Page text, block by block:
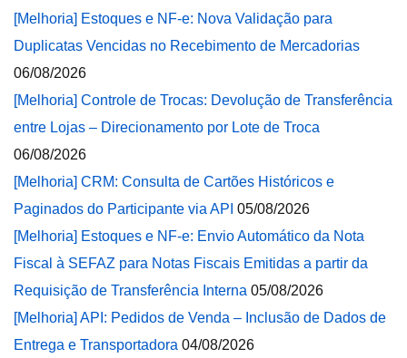
[Melhoria] Estoques e NF-e: Nova Validação para
Duplicatas Vencidas no Recebimento de Mercadorias
06/08/2026
[Melhoria] Controle de Trocas: Devolução de Transferência
entre Lojas – Direcionamento por Lote de Troca
06/08/2026
[Melhoria] CRM: Consulta de Cartões Históricos e
Paginados do Participante via API 05/08/2026
[Melhoria] Estoques e NF-e: Envio Automático da Nota
Fiscal à SEFAZ para Notas Fiscais Emitidas a partir da
Requisição de Transferência Interna 05/08/2026
[Melhoria] API: Pedidos de Venda – Inclusão de Dados de
Entrega e Transportadora 04/08/2026